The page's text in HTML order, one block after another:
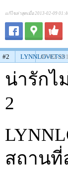
แก้ไขล่าสุดเมื่อ 2013-02-09
#2 LYNNLOVETS3
07-02-
น่ารักไ
2
สถาน